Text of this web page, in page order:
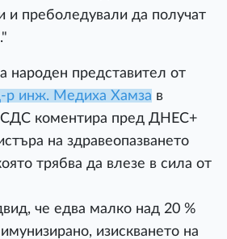
и преболедували да получат
народен представител от
инж. Медиха Хамза в
СДС коментира пред ДНЕС+
на здравеопазването
трябва да влезе в сила от
че едва малко над 20 %
изискването на